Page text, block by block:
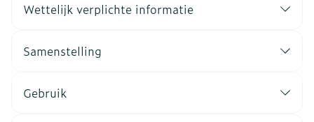
Wettelijk verplichte informatie
Samenstelling
Gebruik